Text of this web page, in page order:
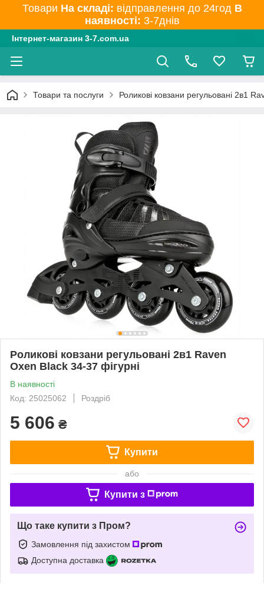
Товари На складі: відправлення до 24год В
наявності: 3-7днів
Інтернет-магазин 3-7.com.ua
Товари та послуги Роликові ковзани регульовані 2в1
Роликові ковзани регульовані 2в1 Raven
Oxen Black 34-37 фігурні
В наявності
Код: 25025062
Роздріб
5 606 ₴
Купити
або
Купити з
Що таке купити з Пром?
Замовлення під захистом
Доступна доставка